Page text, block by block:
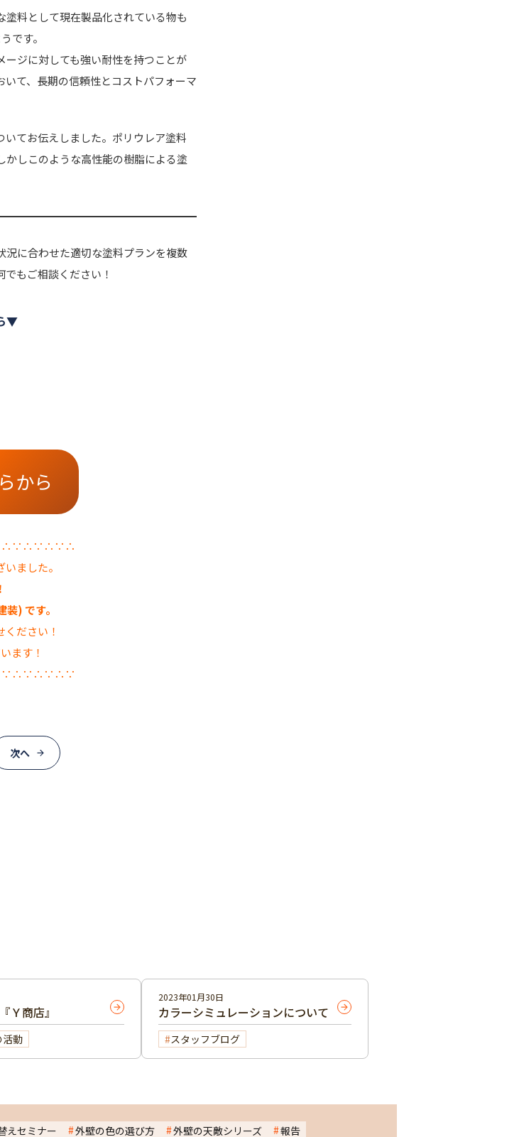
料として現在製品化されている物も
です。
ジに対しても強い耐性を持つことが
て、長期の信頼性とコストパフォーマ
てお伝えしました。ポリウレア塗料
しこのような高性能の樹脂による塗
に合わせた適切な塗料プランを複数
もご相談ください！
▼
から
ました。
) です。
ださい！
ます！
次へ
Ｙ商店』
活動
2023年01月30日
カラーシミュレーションについて
スタッフブログ
えセミナー 外壁の色の選び方 外壁の天敵シリーズ 報告